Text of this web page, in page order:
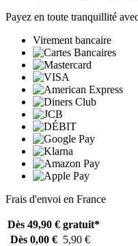
Payez en toute tranquillité
Virement bancaire
Frais d'envoi en France
Dès 49,90 € gratuit*
Dès 0,00 € 5,90 €